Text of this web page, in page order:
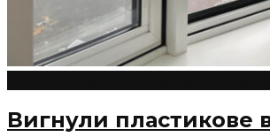
Вигнули пластикове